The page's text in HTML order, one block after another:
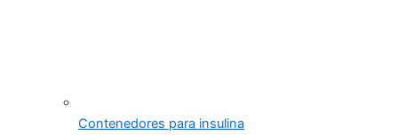
Contenedores para insulina